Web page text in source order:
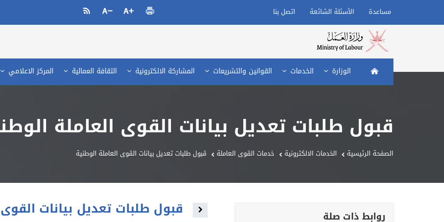
مساعدة الأسئلة الشائعة اتصل بنا
الصفحة الرئيسية
الوزارة الخدمات القوانين والتشريعات المشاركة الالكترونية الثقافة العمالية المركز الاعلامي
قبول طلبات تعديل بيانات القوى العاملة
الصفحة الرئيسية الخدمات الالكترونية خدمات القوى العاملة قبول طلبات تعديل بيانات القوى العاملة الوطنية
قبول طلبات تعديل بيانات
Toggle navigation روابط ذات صلة